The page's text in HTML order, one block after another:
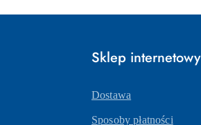
Sklep internetowy
Dostawa
Sposoby płatności